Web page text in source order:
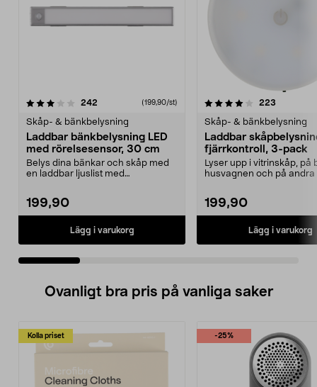
242 recensioner(199,90/st)
Skåp- & bänkbelysning
Laddbar bänkbelysning LED
med rörelsesensor, 30 cm
Belys dina bänkar och skåp med
en laddbar ljuslist med
199,90
Lägg i varukorg
4.0 av 5 stjärnor 223
Skåp- & bänkbelysning
Laddbar
fjärrkontroll, 3-pack
Lyser upp i vitrinskåp, på
husvagnen och på andra
199,90
Lägg i varukorg
4.5 av 5 stjärnor
Ovanligt bra pris på vanliga saker
Kolla priset -25%